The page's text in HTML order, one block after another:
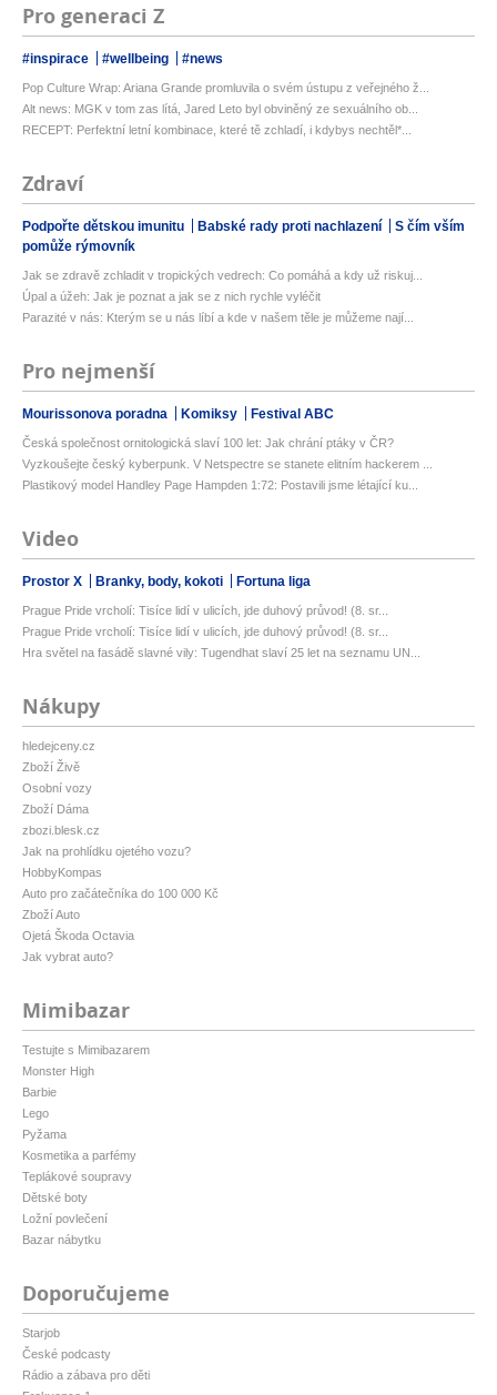
Pro generaci Z
#inspirace #wellbeing #news
Pop Culture Wrap: Ariana Grande promluvila o svém ústupu z veřejného ž...
Alt news: MGK v tom zas lítá, Jared Leto byl obviněný ze sexuálního ob...
RECEPT: Perfektní letní kombinace, které tě zchladí, i kdybys nechtěl*...
Zdraví
Podpořte dětskou imunitu Babské rady proti nachlazení
S čím vším
pomůže rýmovník
Jak se zdravě zchladit v tropických vedrech: Co pomáhá a kdy už riskuj...
Úpal a úžeh: Jak je poznat a jak se z nich rychle vyléčit
Parazité v nás: Kterým se u nás líbí a kde v našem těle je můžeme nají...
Pro nejmenší
Mourissonova poradna Komiksy Festival ABC
Česká společnost ornitologická slaví 100 let: Jak chrání ptáky v ČR?
Vyzkoušejte český kyberpunk. V Netspectre se stanete elitním hackerem ...
Plastikový model Handley Page Hampden 1:72: Postavili jsme létající ku...
Video
Prostor X Branky, body, kokoti Fortuna liga
Prague Pride vrcholí: Tisíce lidí v ulicích, jde duhový průvod! (8. sr...
Prague Pride vrcholí: Tisíce lidí v ulicích, jde duhový průvod! (8. sr...
Hra světel na fasádě slavné vily: Tugendhat slaví 25 let na seznamu UN...
Nákupy
hledejceny.cz
Zboží Živě
Osobní vozy
Zboží Dáma
zbozi.blesk.cz
Jak na prohlídku ojetého vozu?
HobbyKompas
Auto pro začátečníka do 100 000 Kč
Zboží Auto
Ojetá Škoda Octavia
Jak vybrat auto?
Mimibazar
Testujte s Mimibazarem
Monster High
Barbie
Lego
Pyžama
Kosmetika a parfémy
Teplákové soupravy
Dětské boty
Ložní povlečení
Bazar nábytku
Doporučujeme
Starjob
České podcasty
Rádio a zábava pro děti